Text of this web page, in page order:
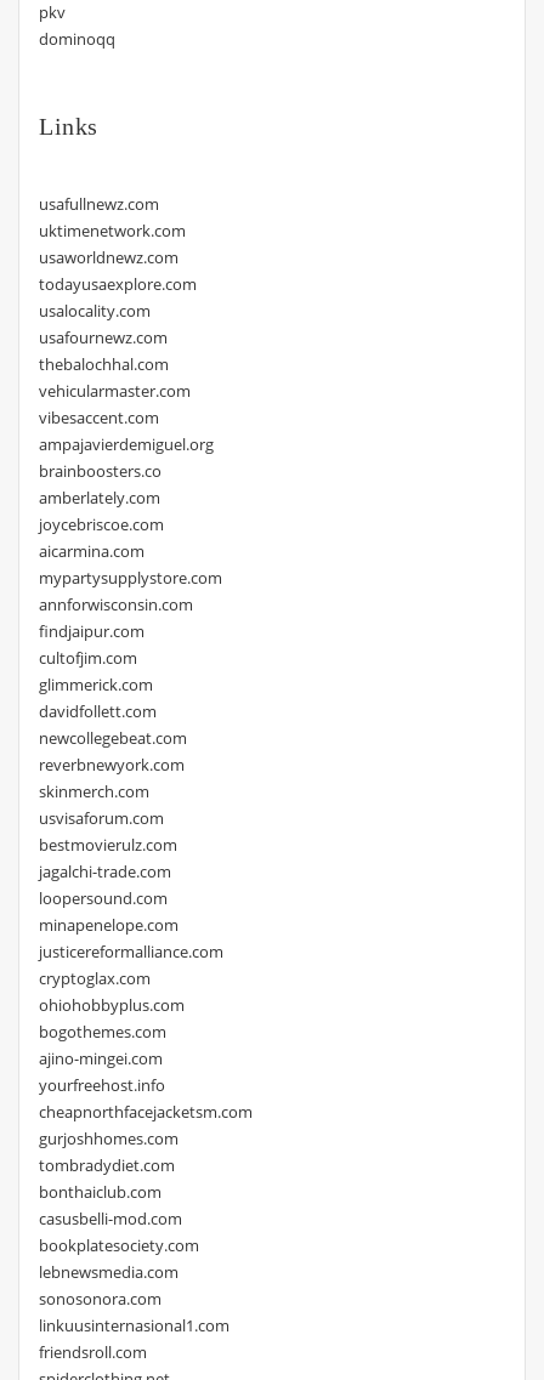
pkv
dominoqq
Links
usafullnewz.com
uktimenetwork.com
usaworldnewz.com
todayusaexplore.com
usalocality.com
usafournewz.com
thebalochhal.com
vehicularmaster.com
vibesaccent.com
ampajavierdemiguel.org
brainboosters.co
amberlately.com
joycebriscoe.com
aicarmina.com
mypartysupplystore.com
annforwisconsin.com
findjaipur.com
cultofjim.com
glimmerick.com
davidfollett.com
newcollegebeat.com
reverbnewyork.com
skinmerch.com
usvisaforum.com
bestmovierulz.com
jagalchi-trade.com
loopersound.com
minapenelope.com
justicereformalliance.com
cryptoglax.com
ohiohobbyplus.com
bogothemes.com
ajino-mingei.com
yourfreehost.info
cheapnorthfacejacketsm.com
gurjoshhomes.com
tombradydiet.com
bonthaiclub.com
casusbelli-mod.com
bookplatesociety.com
lebnewsmedia.com
sonosonora.com
linkuusinternasional1.com
friendsroll.com